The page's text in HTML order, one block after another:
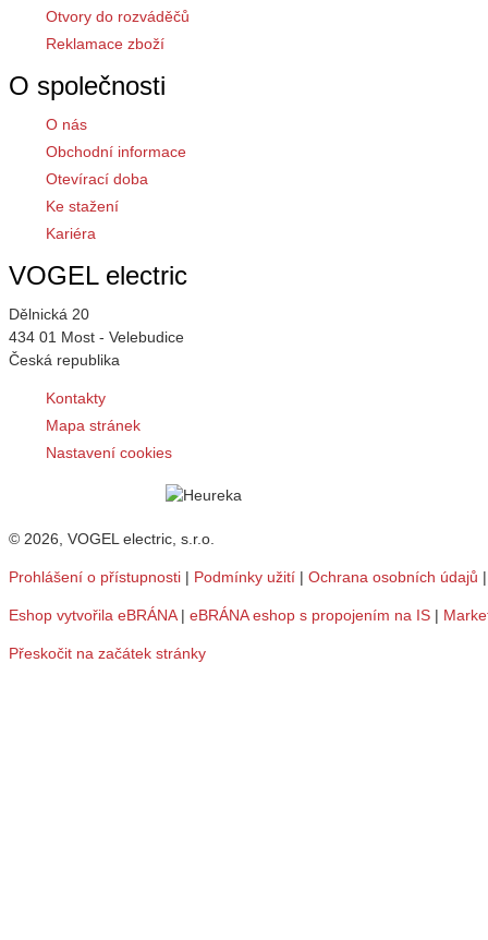
Otvory do rozváděčů
Reklamace zboží
O společnosti
O nás
Obchodní informace
Otevírací doba
Ke stažení
Kariéra
VOGEL electric
Dělnická 20
434 01 Most - Velebudice
Česká republika
Kontakty
Mapa stránek
Nastavení cookies
© 2026, VOGEL electric, s.r.o.
Prohlášení o přístupnosti | Podmínky užití | Ochrana osobních údajů
Eshop vytvořila eBRÁNA| eBRÁNA eshop s propojením na IS |
Přeskočit na začátek stránky